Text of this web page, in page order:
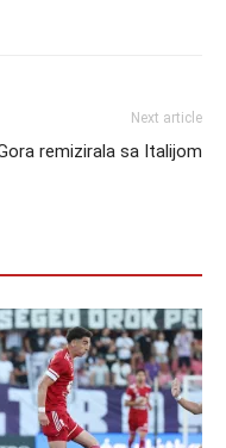
Next article
remizirala sa Italijom